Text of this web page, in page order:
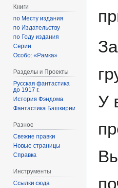
У
Книги
по Месту издания
по Издательству
по Году издания
Серии
Особо: «Рамка»
Разделы и Проекты
Русская фантастика
до 1917 г.
История Фэндома
Фантастика Башкирии
Разное
Свежие правки
Новые страницы
Справка
Инструменты
Ссылки сюда